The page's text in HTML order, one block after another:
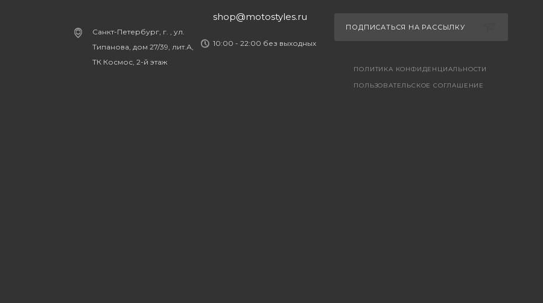
Санкт-Петербург, г. , ул.
Типанова, дом 27/39, лит.А,
ТК Космос, 2-й этаж
shop@motostyles.ru
10:00 - 22:00 без выходных
ПОДПИСАТЬСЯ НА РАССЫЛКУ
ПОЛИТИКА КОНФИДЕНЦИАЛЬНОСТИ
ПОЛЬЗОВАТЕЛЬСКОЕ СОГЛАШЕНИЕ